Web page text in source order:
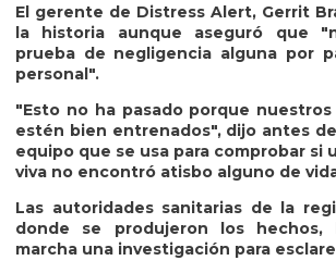
El gerente de Distress Alert, Gerrit
la historia aunque aseguró que
prueba de negligencia alguna por
personal".
"Esto no ha pasado porque
estén bien entrenados", dijo antes
equipo que se usa para comprobar si
viva no encontró atisbo alguno de
Las autoridades sanitarias de la
donde se produjeron los hechos,
marcha una investigación para